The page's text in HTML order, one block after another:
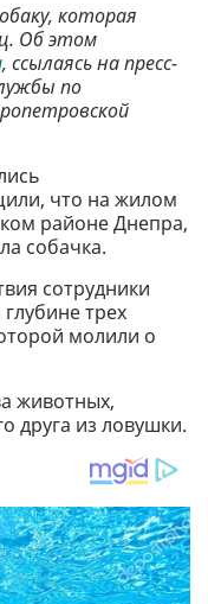
которая
Об этом
, ссылаясь на пресс-
по
что на жилом
районе Днепра,
собачка.
сотрудники
трех
молили о
животных,
друга из ловушки.